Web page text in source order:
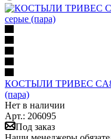
КОСТЫЛИ ТРИВЕС
(пара)
Нет в наличии
Арт.: 206095
Под заказ